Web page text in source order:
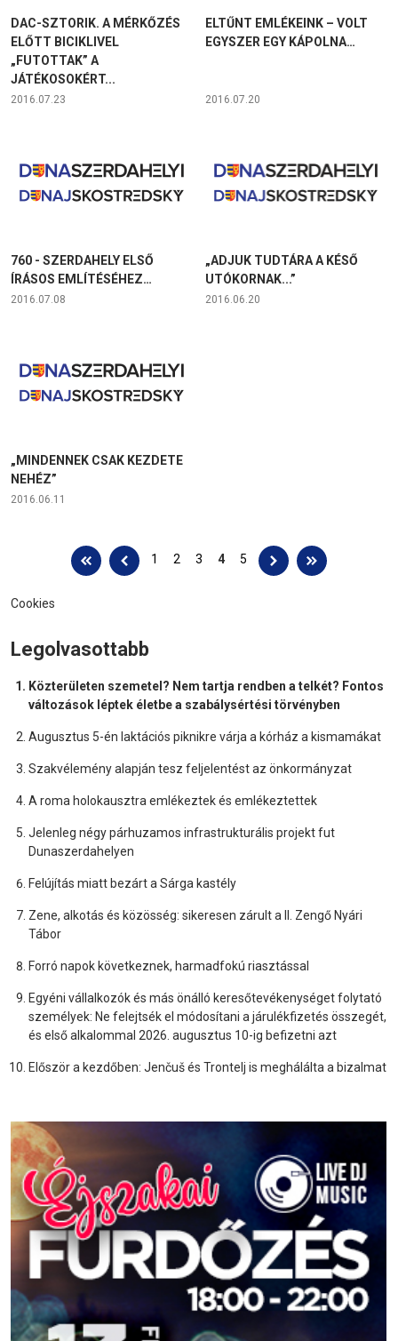
DAC-SZTORIK. A MÉRKŐZÉS
ELŐTT BICIKLIVEL
„FUTOTTAK” A
JÁTÉKOSOKÉRT...
2016.07.23
ELTŰNT EMLÉKEINK – VOLT
EGYSZER EGY KÁPOLNA…
2016.07.20
760 - SZERDAHELY ELSŐ
ÍRÁSOS EMLÍTÉSÉHEZ…
2016.07.08
„ADJUK TUDTÁRA A KÉSŐ
UTÓKORNAK...”
2016.06.20
„MINDENNEK CSAK KEZDETE
NEHÉZ”
2016.06.11
Oldalak 1 2 3 4 5
Cookies
Legolvasottabb
Közterületen szemetel? Nem tartja rendben a telkét? Fontos
változások léptek életbe a szabálysértési törvényben
Augusztus 5-én laktációs piknikre várja a kórház a kismamákat
Szakvélemény alapján tesz feljelentést az önkormányzat
A roma holokausztra emlékeztek és emlékeztettek
Jelenleg négy párhuzamos infrastrukturális projekt fut
Dunaszerdahelyen
Felújítás miatt bezárt a Sárga kastély
Zene, alkotás és közösség: sikeresen zárult a II. Zengő Nyári
Tábor
Forró napok következnek, harmadfokú riasztással
Egyéni vállalkozók és más önálló keresőtevékenységet folytató
személyek: Ne felejtsék el módosítani a járulékfizetés összegét,
és első alkalommal 2026. augusztus 10-ig befizetni azt
Először a kezdőben: Jenčuš és Trontelj is meghálálta a bizalmat